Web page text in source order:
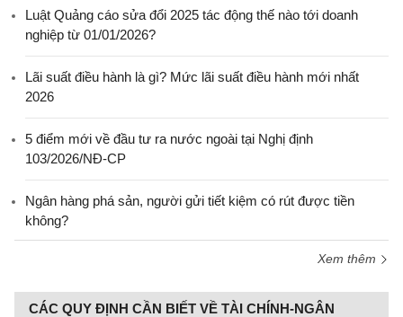
Luật Quảng cáo sửa đổi 2025 tác động thế nào tới doanh
nghiệp từ 01/01/2026?
Lãi suất điều hành là gì? Mức lãi suất điều hành mới nhất
2026
5 điểm mới về đầu tư ra nước ngoài tại Nghị định
103/2026/NĐ-CP
Ngân hàng phá sản, người gửi tiết kiệm có rút được tiền
không?
Xem thêm
CÁC QUY ĐỊNH CẦN BIẾT VỀ TÀI CHÍNH-NGÂN